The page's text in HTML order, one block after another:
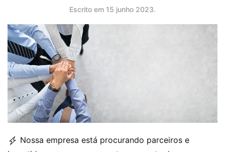
Escrito em 15 junho 2023.
Nossa empresa está procurando parceiros e